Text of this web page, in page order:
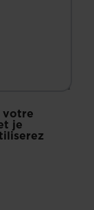
votre
je